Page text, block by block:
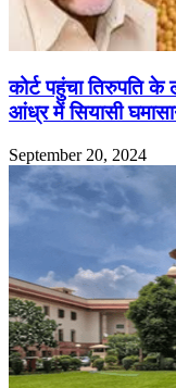
कोर्ट पहुंचा तिरुपति
आंध्र में सियासी
September 20, 2024